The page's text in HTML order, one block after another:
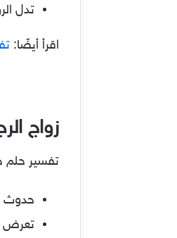
تدل
اقرأ أيضًا:
زواج
تفسير حلم
حدوث
تعرض